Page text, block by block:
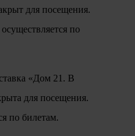
для посещения.
по
«Дом 21. В
для посещения.
по билетам.